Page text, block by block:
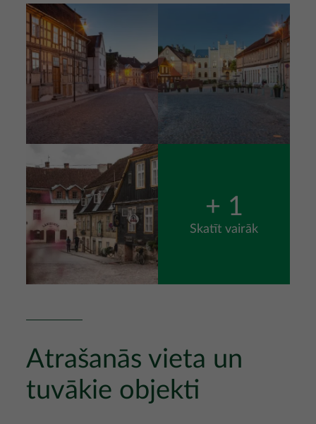
Attēls
+ 1
Skatīt vairāk
Atrašanās vieta un
tuvākie objekti